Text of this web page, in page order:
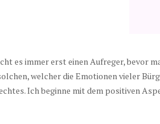
es immer erst einen Aufreger, bevor
welcher die Emotionen vieler
Ich beginne mit dem positiven